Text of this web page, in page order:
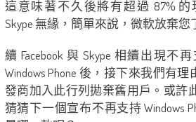
這意味著不久後將有超過 87% 的
Skype 無緣，簡單來說，微軟放棄您
續 Facebook 與 Skype 相續出現不
Windows Phone 後，接下來我們有
發商加入此行列拋棄舊用戶。或許
猜猜下一個宣布不再支持 Windows